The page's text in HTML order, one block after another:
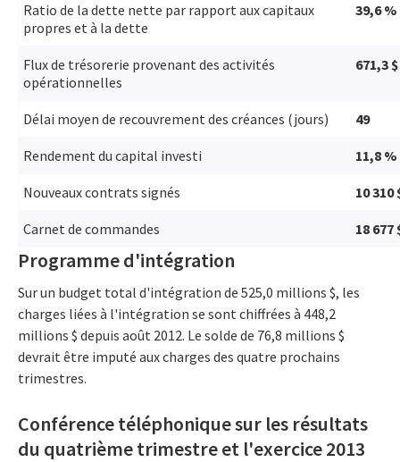
Ratio de la dette nette par rapport aux capitaux
propres et à la dette
39,6 %
Flux de trésorerie provenant des activités
opérationnelles
671,3 $
Délai moyen de recouvrement des créances (jours) 49
Rendement du capital investi 11,8 %
Nouveaux contrats signés 10 310
Carnet de commandes 18 677
Programme d'intégration
Sur un budget total d'intégration de 525,0 millions $, les
charges liées à l'intégration se sont chiffrées à 448,2
millions $ depuis août 2012. Le solde de 76,8 millions $
devrait être imputé aux charges des quatre prochains
trimestres.
Conférence téléphonique sur les résultats
du quatrième trimestre et l'exercice 2013